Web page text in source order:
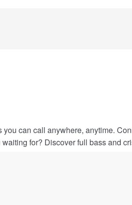
can call anywhere, anytime.
for? Discover full bass and